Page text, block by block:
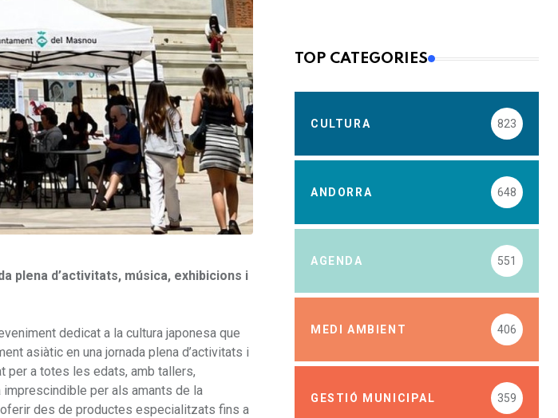
plena d’activitats, música, exhibicions i
dedicat a la cultura japonesa que
asiàtic en una jornada plena d’activitats i
per a totes les edats, amb tallers,
per als amants de la
des de productes especialitzats fins a
TOP CATEGORIES
CULTURA 823
ANDORRA 648
AGENDA 551
MEDI AMBIENT 406
GESTIÓ MUNICIPAL 359